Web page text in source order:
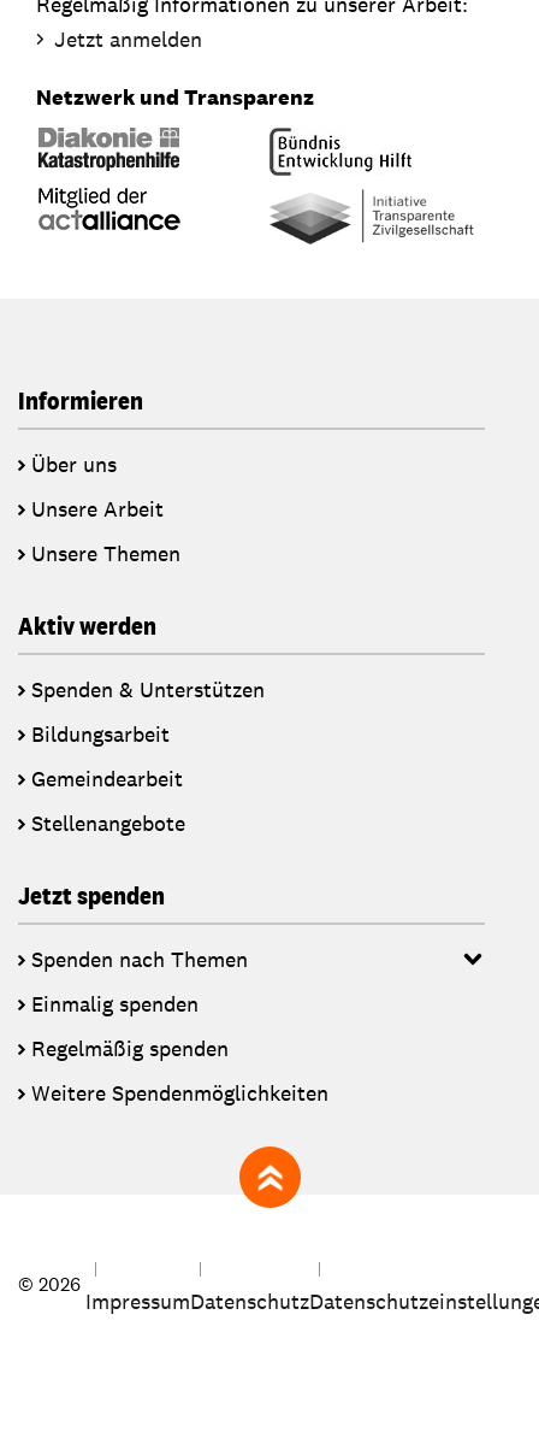
Jetzt anmelden
Netzwerk und Transparenz
Informieren
Über uns
Unsere Arbeit
Unsere Themen
Aktiv werden
Spenden & Unterstützen
Bildungsarbeit
Gemeindearbeit
Stellenangebote
Jetzt spenden
Spenden nach Themen
Einmalig spenden
Regelmäßig spenden
Weitere Spendenmöglichkeiten
zum Seitenanfang
© 2026
ImpressumDatenschutz